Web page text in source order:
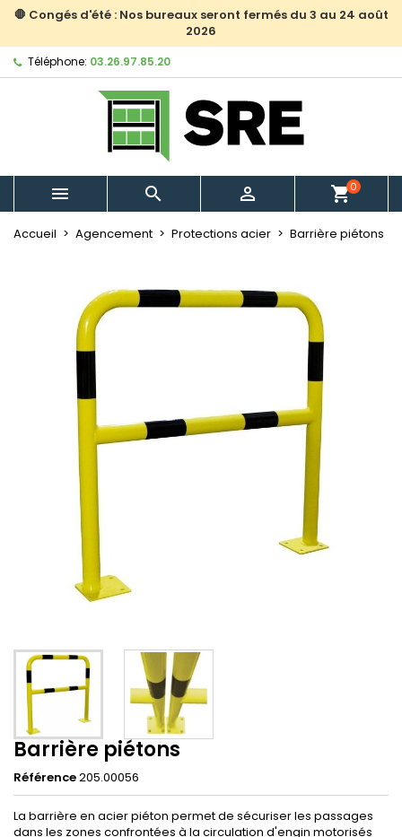
🛑 Congés d'été : Nos bureaux seront fermés du 3 au 24 août
2026
Téléphone: 03.26.97.85.20
   shopping_cart0
Accueil Agencement Protections acier Barrière piétons
Barrière piétons
Référence205.00056
La barrière en acier piéton permet de sécuriser les passages
dans les zones confrontées à la circulation d'engin motorisés